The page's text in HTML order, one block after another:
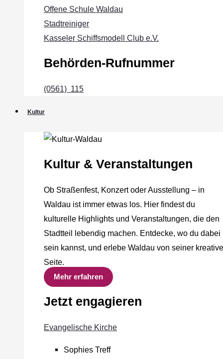
Offene Schule Waldau
Stadtreiniger
Kasseler Schiffsmodell Club e.V.
Behörden-Rufnummer
(0561) 115
Kultur
Kultur & Veranstaltungen
Ob Straßenfest, Konzert oder Ausstellung – in
Waldau ist immer etwas los. Hier findest du
kulturelle Highlights und Veranstaltungen, die den
Stadtteil lebendig machen. Entdecke, wo du dabei
sein kannst, und erlebe Waldau von seiner
Seite.
Mehr erfahren
Jetzt engagieren
Evangelische Kirche
Sophies Treff